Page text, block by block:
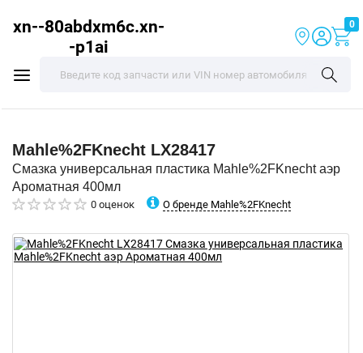
xn--80abdxm6c.xn-
-p1ai
0
Mahle%2FKnecht LX28417
Смазка универсальная пластика Mahle%2FKnecht аэр
Ароматная 400мл
0 оценок О бренде Mahle%2FKnecht